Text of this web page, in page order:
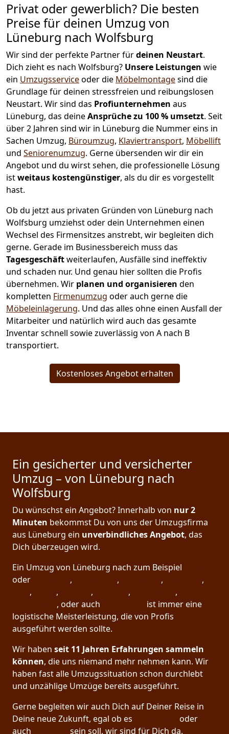
Privat oder gewerblich? Die besten
Preise für deinen Umzug von
Lüneburg nach Wolfsburg
Wir sind der perfekte Partner fürdeinen Neustart.
Dich zieht es nach Wolfsburg? Unsere Leistungen wie
ein Umzugsserviceoder die Möbelmontagesind die
Grundlage für deinen stressfreien und reibungslosen
Neustart. Wir sind das Profiunternehmen aus
Lüneburg, das deineAnsprüche zu 100 % umsetzt. Seit
über 2 Jahren sind wir in Lüneburg die Nummer eins in
Sachen Umzug, Büroumzug, Klaviertransport, Möbellift
und Seniorenumzug. Gerne übersenden wir dir ein
Angebot und du wirst sehen, die professionelle Lösung
istweitaus kostengünstiger, als du dir es vorgestellt
hast.
Ob du jetzt aus privaten Gründen von Lüneburg nach
Wolfsburg umziehst oder dein Unternehmen einen
Wechsel des Firmensitzes anstrebt, wir begleiten dich
gerne. Gerade im Businessbereich muss das
Tagesgeschäftweiterlaufen, Ausfälle sind ineffektiv
und schaden nur. Und genau hier sollten die Profis
übernehmen. Wir planen und organisieren den
kompletten Firmenumzug oder auch gerne die
Möbeleinlagerung. Und das alles ohne einen Ausfall der
Mitarbeiter und natürlich wird auch das gesamte
Inventar schnell sowie zuverlässig von A nach B
transportiert.
Kostenloses Angebot erhalten
Ein gesicherter und versicherter
Umzug – von Lüneburg nach
Wolfsburg
Du wünschst ein Angebot? Innerhalb von nur 2
Minuten bekommst Du von uns der Umzugsfirma
aus Lüneburg ein unverbindliches Angebot, das
Dich überzeugen wird.
Ein Umzug von Lüneburg nach zum Beispiel
oder
, , ,
,
, , , ,
,
, oder auch
ist immer eine
logistische Meisterleistung, die von Profis
ausgeführt werden sollte.
Wir haben seit 11 Jahren Erfahrungen sammeln
können, die uns niemand mehr nehmen kann. Wir
haben fast alle Umzugssituation schon durchlebt
und unzählige Umzüge bereits ausgeführt.
Gerne begleiten wir auch Dich auf Deiner Reise in
Deine neue Zukunft, egal ob es
oder
auch
sein soll, wir sind für Dich da.